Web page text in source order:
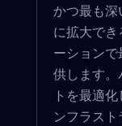
かつ最も深
に拡大で
ーション
供します。
トを最適
ンフラス